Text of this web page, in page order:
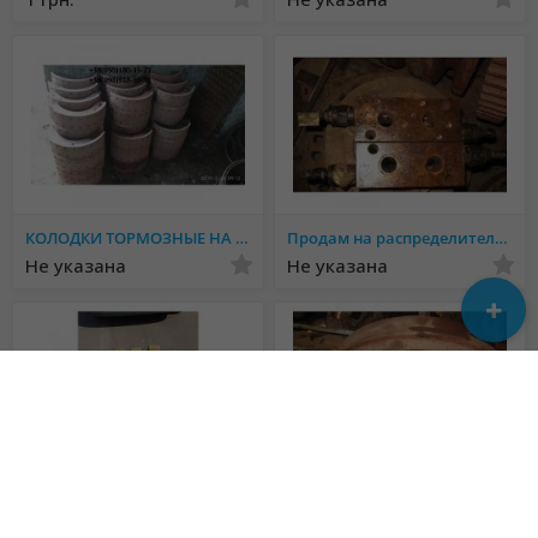
КОЛОДКИ ТОРМОЗНЫЕ НА ПРИЦЕП 2ПТС-4, 2ПТС-6, 2ПТС-9
Не указана
Продам на распределители: клапанные коробки секции, клапана.
Не указана